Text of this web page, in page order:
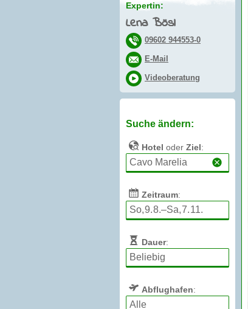
Expertin:
Lena Bösl
09602 944553-0
E-Mail
Videoberatung
Suche ändern:
Hotel oder Ziel:
Zeitraum:
Dauer:
Abflughafen: